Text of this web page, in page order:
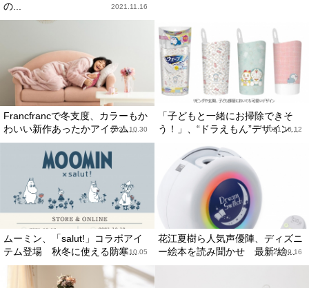
の...
2021.11.16
Francfrancで冬支度、カラーもか
わいい新作あったかアイテム...
2021.10.30
「子どもと一緒にお掃除できそ
う！」、“ドラえもん”デザイン...
2021.10.12
ムーミン、「salut!」コラボアイ
テム登場 秋冬に使える防寒...
2021.10.05
花江夏樹ら人気声優陣、ディズニ
ー絵本を読み聞かせ 最新“絵...
2021.09.16